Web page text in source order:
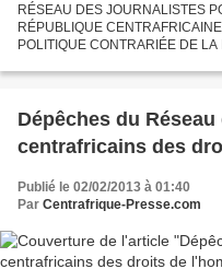
RÉSEAU DES JOURNALISTES
RÉPUBLIQUE
POLITIQUE CONTRARIÉE DE
centrafricaine boude...
Dépêches du
centrafricains des
Publié le 02/02/2013 à 01:40
Par Centrafrique-Presse.com